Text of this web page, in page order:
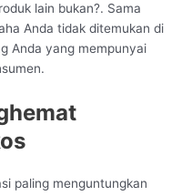
lain bukan?. Sama
Anda tidak ditemukan di
Anda yang mempunyai
paling menguntungkan